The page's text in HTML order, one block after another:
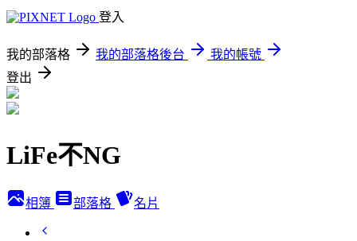
登入
我的部落格 我的部落格後台
我的帳號
登出
LiFe不NG
相簿 部落格 名片